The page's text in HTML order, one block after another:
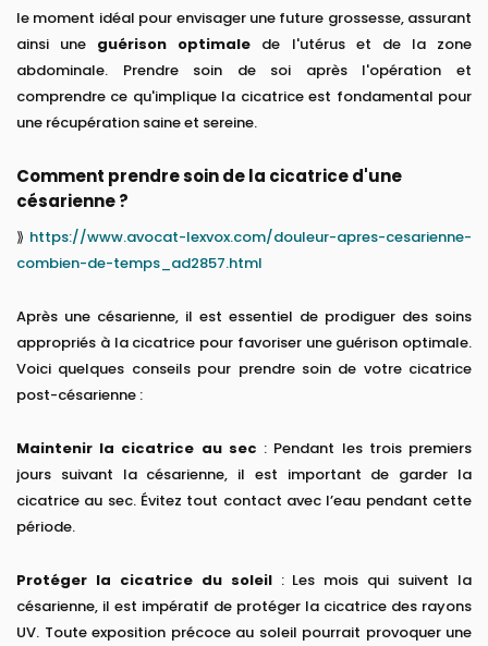
le moment idéal pour envisager une future grossesse, assurant
ainsi une guérison optimale de l'utérus et de la zone
abdominale. Prendre soin de soi après l'opération et
comprendre ce qu'implique la cicatrice est fondamental pour
une récupération saine et sereine.
Comment prendre soin de la cicatrice d'une
césarienne ?
⟫ https://www.avocat-lexvox.com/douleur-apres-cesarienne-
combien-de-temps_ad2857.html
Après une césarienne, il est essentiel de prodiguer des soins
appropriés à la cicatrice pour favoriser une guérison optimale.
Voici quelques conseils pour prendre soin de votre cicatrice
post-césarienne :
Maintenir la cicatrice au sec : Pendant les trois premiers
jours suivant la césarienne, il est important de garder la
cicatrice au sec. Évitez tout contact avec l’eau pendant cette
période.
Protéger la cicatrice du soleil: Les mois qui suivent la
césarienne, il est impératif de protéger la cicatrice des rayons
UV. Toute exposition précoce au soleil pourrait provoquer une